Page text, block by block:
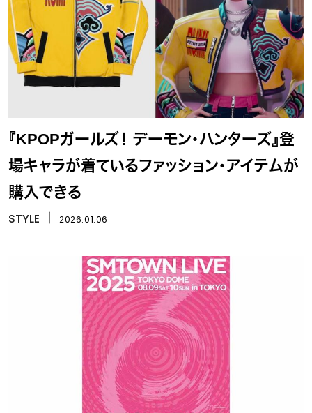
『KPOPガールズ！ デーモン・ハンターズ』登
場キャラが着ているファッション・アイテムが
購入できる
STYLE 2026.01.06